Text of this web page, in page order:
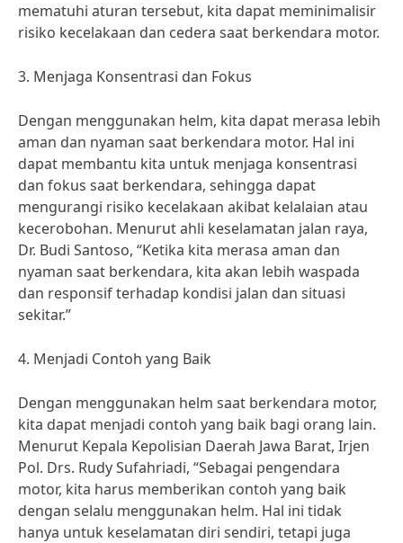
mematuhi aturan tersebut, kita dapat meminimalisir
risiko kecelakaan dan cedera saat berkendara motor.
3. Menjaga Konsentrasi dan Fokus
Dengan menggunakan helm, kita dapat merasa lebih
aman dan nyaman saat berkendara motor. Hal ini
dapat membantu kita untuk menjaga konsentrasi
dan fokus saat berkendara, sehingga dapat
mengurangi risiko kecelakaan akibat kelalaian atau
kecerobohan. Menurut ahli keselamatan jalan raya,
Dr. Budi Santoso, “Ketika kita merasa aman dan
nyaman saat berkendara, kita akan lebih waspada
dan responsif terhadap kondisi jalan dan situasi
sekitar.”
4. Menjadi Contoh yang Baik
Dengan menggunakan helm saat berkendara motor,
kita dapat menjadi contoh yang baik bagi orang lain.
Menurut Kepala Kepolisian Daerah Jawa Barat, Irjen
Pol. Drs. Rudy Sufahriadi, “Sebagai pengendara
motor, kita harus memberikan contoh yang baik
dengan selalu menggunakan helm. Hal ini tidak
hanya untuk keselamatan diri sendiri, tetapi juga